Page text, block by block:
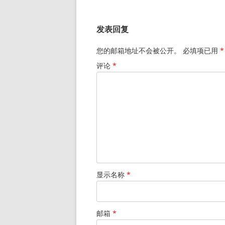
航
发表回复
您的邮箱地址不会被公开。 必填项已用 *
评论 *
显示名称 *
邮箱 *